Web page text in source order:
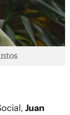
Juan